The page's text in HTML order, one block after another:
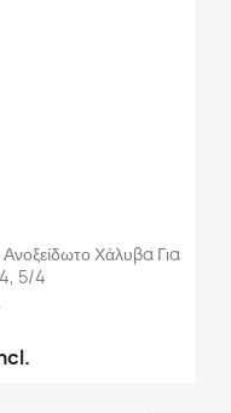
Χάλυβα Για
5/4